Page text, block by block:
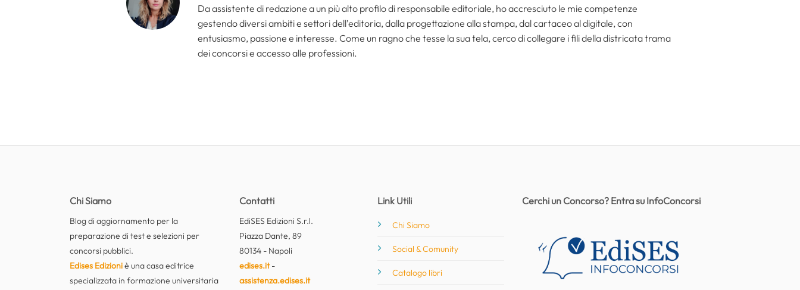
Da assistente di redazione a un più alto profilo di responsabile editoriale, ho accresciuto le mie competenze
gestendo diversi ambiti e settori dell’editoria, dalla progettazione alla stampa, dal cartaceo al digitale, con
entusiasmo, passione e interesse. Come un ragno che tesse la sua tela, cerco di collegare i fili della districata trama
dei concorsi e accesso alle professioni.
Chi Siamo
Blog di aggiornamento per la
preparazione di test e selezioni per
concorsi pubblici.
Edises Edizioniè una casa editrice
specializzata in formazione universitaria
Contatti
EdiSES Edizioni S.r.l.
Piazza Dante, 89
80134 - Napoli
edises.it-
assistenza.edises.it
Link Utili
Chi Siamo
Social & Comunity
Catalogo libri
Cerchi un Concorso? Entra su InfoConcorsi